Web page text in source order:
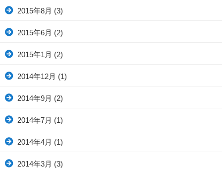
2015年8月 (3)
2015年6月 (2)
2015年1月 (2)
2014年12月 (1)
2014年9月 (2)
2014年7月 (1)
2014年4月 (1)
2014年3月 (3)